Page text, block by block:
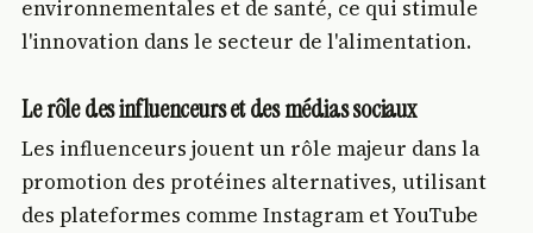
environnementales et de santé, ce qui stimule
l'innovation dans le secteur de l'alimentation.
Le rôle des influenceurs et des médias sociaux
Les influenceurs jouent un rôle majeur dans la
promotion des protéines alternatives, utilisant
des plateformes comme Instagram et YouTube